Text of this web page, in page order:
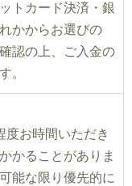
トカード決済・銀
かからお選びの
認の上、ご入金の
。
度お時間いただき
かることがありま
能な限り優先的に